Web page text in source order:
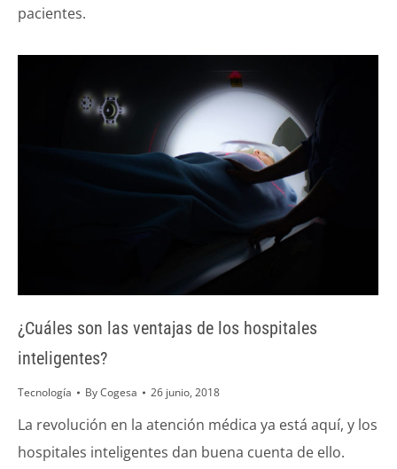
pacientes.
¿Cuáles son las ventajas de los hospitales
inteligentes?
Tecnología ByCogesa 26 junio, 2018
La revolución en la atención médica ya está aquí, y los
hospitales inteligentes dan buena cuenta de ello.